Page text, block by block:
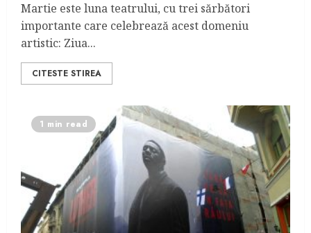
Martie este luna teatrului, cu trei sărbători
importante care celebrează acest domeniu
artistic: Ziua...
CITESTE STIREA
1 min read